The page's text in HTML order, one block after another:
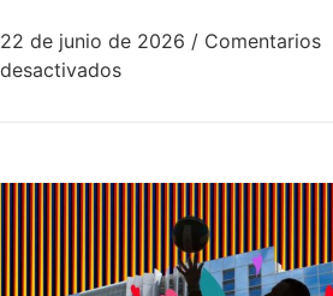
22 de junio de 2026 / Comentarios
desactivados